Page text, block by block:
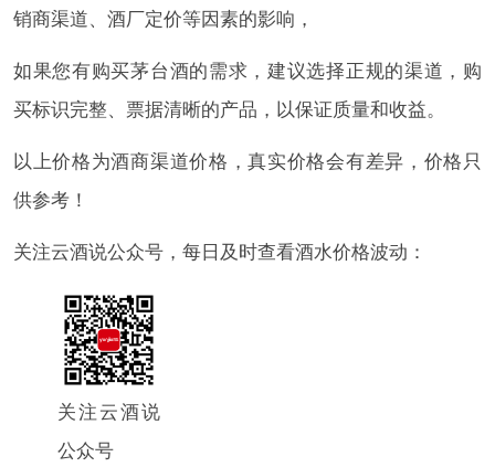
销商渠道、酒厂定价等因素的影响，
如果您有购买茅台酒的需求，建议选择正规的渠道，购
买标识完整、票据清晰的产品，以保证质量和收益。
以上价格为酒商渠道价格，真实价格会有差异，价格只
供参考！
关注云酒说公众号，每日及时查看酒水价格波动：
关注云酒说
公众号